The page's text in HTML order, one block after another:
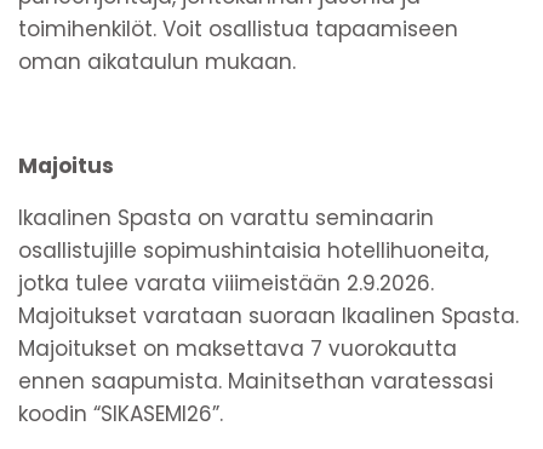
toimihenkilöt. Voit osallistua tapaamiseen
oman aikataulun mukaan.
Majoitus
Ikaalinen Spasta on varattu seminaarin
osallistujille sopimushintaisia hotellihuoneita,
jotka tulee varata viiimeistään 2.9.2026.
Majoitukset varataan suoraan Ikaalinen Spasta.
Majoitukset on maksettava 7 vuorokautta
ennen saapumista. Mainitsethan varatessasi
koodin “SIKASEMI26”.